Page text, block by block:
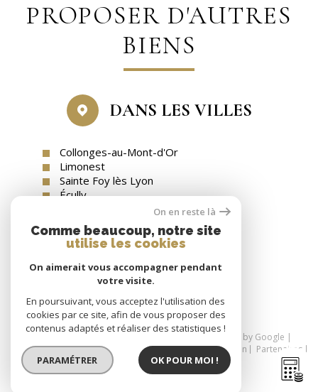
PROPOSER D'AUTRES
BIENS
DANS LES VILLES
Collonges-au-Mont-d'Or
Limonest
Sainte Foy lès Lyon
Écully
Tassin-la-Demi-Lune
SE CONNECTER
espace propriétaire
© 2026 | Tous droits réservés | Traduction powered by Google |
Nos honoraires
Plan du site Mentions légales Admin
Partenaires
Politique RGPD
Cookies
On en reste là
Comme beaucoup, notre site
utilise les cookies
On aimerait vous accompagner pendant
votre visite.
En poursuivant, vous acceptez l'utilisation des
cookies par ce site, afin de vous proposer des
contenus adaptés et réaliser des statistiques !
PARAMÉTRER OK POUR MOI !